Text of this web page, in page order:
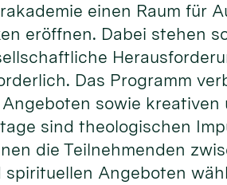
einen Raum für
eröffnen. Dabei stehen
Das Programm
sowie kreativen
sind theologischen
die Teilnehmenden
Angeboten